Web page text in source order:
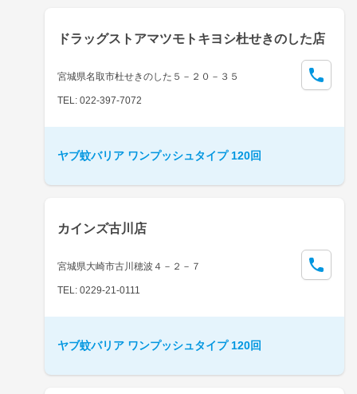
ドラッグストアマツモトキヨシ杜せきのした店
宮城県名取市杜せきのした５－２０－３５
TEL: 022-397-7072
ヤブ蚊バリア ワンプッシュタイプ 120回
カインズ古川店
宮城県大崎市古川穂波４－２－７
TEL: 0229-21-0111
ヤブ蚊バリア ワンプッシュタイプ 120回